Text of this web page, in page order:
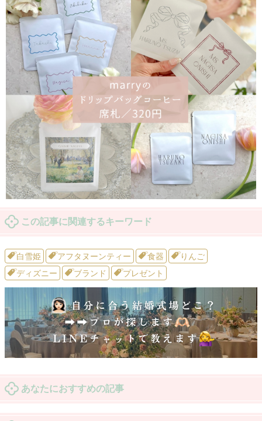
この記事に関連するキーワード
白雪姫 アフタヌーンティー 食器
りんご
ディズニー
ブランド プレゼント
あなたにおすすめの記事